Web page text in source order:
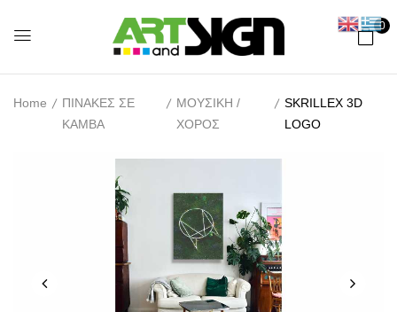
0
Home
ΠΙΝΑΚΕΣ ΣΕ
ΚΑΜΒΑ
ΜΟΥΣΙΚΗ /
ΧΟΡΟΣ
SKRILLEX 3D
LOGO